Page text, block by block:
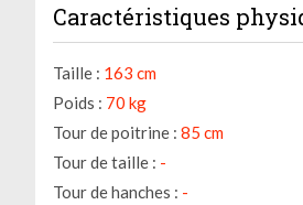
Caractéristiques
Taille : 163 cm
Poids : 70 kg
Tour de poitrine : 85 cm
Tour de taille : -
Tour de hanches : -